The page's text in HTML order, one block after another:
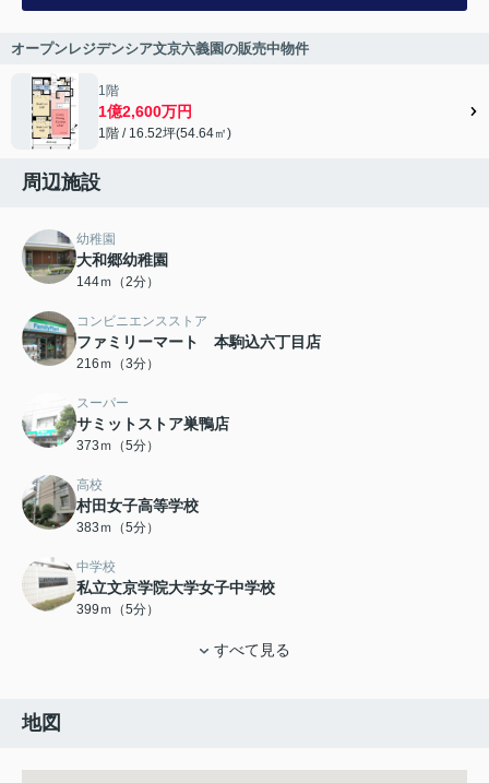
オープンレジデンシア文京六義園の販売中物件
1階
1億2,600万円
1階 / 16.52坪(54.64㎡)
周辺施設
幼稚園
大和郷幼稚園
144ｍ（2分）
コンビニエンスストア
ファミリーマート 本駒込六丁目店
216ｍ（3分）
スーパー
サミットストア巣鴨店
373ｍ（5分）
高校
村田女子高等学校
383ｍ（5分）
中学校
私立文京学院大学女子中学校
399ｍ（5分）
すべて見る
地図